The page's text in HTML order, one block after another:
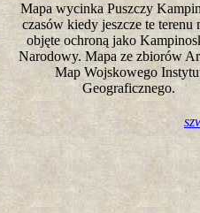
Mapa wycinka Puszczy
czasów kiedy jeszcze te terenu
objęte ochroną jako
Narodowy. Mapa ze zbiorów
Map Wojskowego
Geograficznego.